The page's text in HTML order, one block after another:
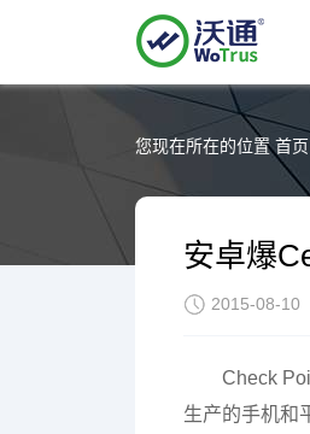
您现在所在的位置首页
安卓爆
2015-08-10
Check
生产的手机和